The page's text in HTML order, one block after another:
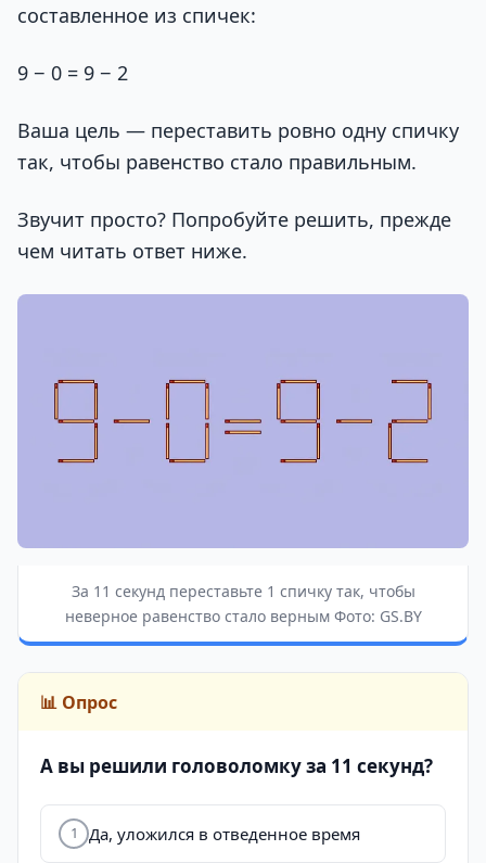
составленное из спичек:
9 − 0 = 9 − 2
Ваша цель — переставить ровно одну спичку
так, чтобы равенство стало правильным.
Звучит просто? Попробуйте решить, прежде
чем читать ответ ниже.
За 11 секунд переставьте 1 спичку так, чтобы
неверное равенство стало верным Фото: GS.BY
📊 Опрос
А вы решили головоломку за 11 секунд?
1 Да, уложился в отведенное время